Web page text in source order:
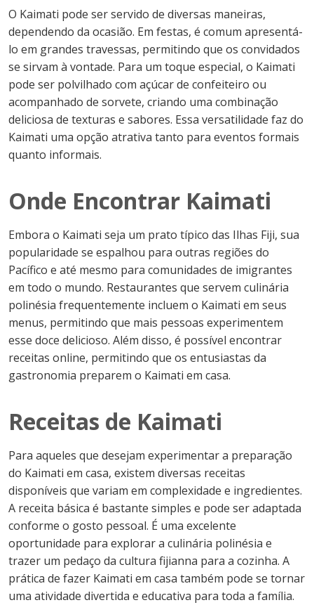
O Kaimati pode ser servido de diversas maneiras,
dependendo da ocasião. Em festas, é comum apresentá-
lo em grandes travessas, permitindo que os convidados
se sirvam à vontade. Para um toque especial, o Kaimati
pode ser polvilhado com açúcar de confeiteiro ou
acompanhado de sorvete, criando uma combinação
deliciosa de texturas e sabores. Essa versatilidade faz do
Kaimati uma opção atrativa tanto para eventos formais
quanto informais.
Onde Encontrar Kaimati
Embora o Kaimati seja um prato típico das Ilhas Fiji, sua
popularidade se espalhou para outras regiões do
Pacífico e até mesmo para comunidades de imigrantes
em todo o mundo. Restaurantes que servem culinária
polinésia frequentemente incluem o Kaimati em seus
menus, permitindo que mais pessoas experimentem
esse doce delicioso. Além disso, é possível encontrar
receitas online, permitindo que os entusiastas da
gastronomia preparem o Kaimati em casa.
Receitas de Kaimati
Para aqueles que desejam experimentar a preparação
do Kaimati em casa, existem diversas receitas
disponíveis que variam em complexidade e ingredientes.
A receita básica é bastante simples e pode ser adaptada
conforme o gosto pessoal. É uma excelente
oportunidade para explorar a culinária polinésia e
trazer um pedaço da cultura fijianna para a cozinha. A
prática de fazer Kaimati em casa também pode se tornar
uma atividade divertida e educativa para toda a família.